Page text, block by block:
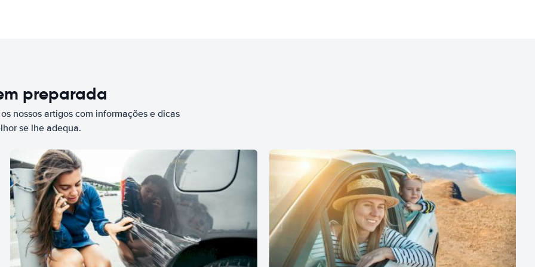
preparada
nossos artigos com informações e dicas
se lhe adequa.